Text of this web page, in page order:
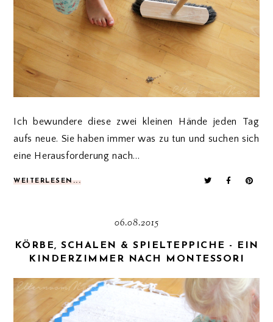
Ich bewundere diese zwei kleinen Hände jeden Tag
aufs neue. Sie haben immer was zu tun und suchen sich
eine Herausforderung nach...
WEITERLESEN...
06.08.2015
KÖRBE, SCHALEN & SPIELTEPPICHE - EIN
KINDERZIMMER NACH MONTESSORI